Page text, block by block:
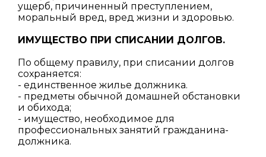
ущерб, причиненный преступлением,
моральный вред, вред жизни и здоровью.
ИМУЩЕСТВО ПРИ СПИСАНИИ ДОЛГОВ.
По общему правилу, при списании долгов
сохраняется:
- единственное жилье должника.
- предметы обычной домашней обстановки
и обихода;
- имущество, необходимое для
профессиональных занятий гражданина-
должника.